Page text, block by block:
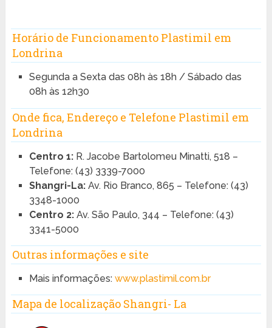
Horário de Funcionamento Plastimil em
Londrina
Segunda a Sexta das 08h às 18h / Sábado das
08h às 12h30
Onde fica, Endereço e Telefone Plastimil em
Londrina
Centro 1:R. Jacobe Bartolomeu Minatti, 518 –
Telefone: (43) 3339-7000
Shangri-La:Av. Rio Branco, 865 – Telefone: (43)
3348-1000
Centro 2:Av. São Paulo, 344 – Telefone: (43)
3341-5000
Outras informações e site
Mais informações: www.plastimil.com.br
Mapa de localização Shangri- La